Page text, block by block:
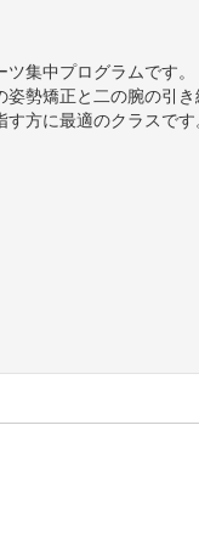
集中プログラムです。
勢矯正と二の腕の引
方に最適のクラスです